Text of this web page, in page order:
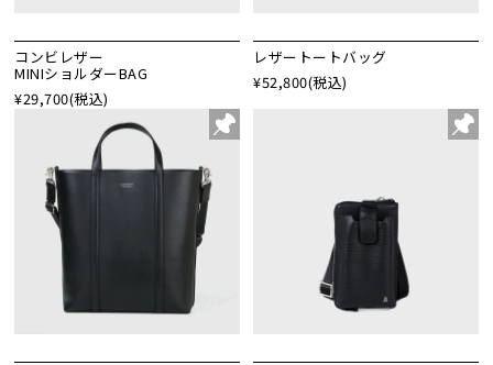
コンビレザー
MINIショルダーBAG
¥29,700(税込)
レザートートバッグ
¥52,800(税込)